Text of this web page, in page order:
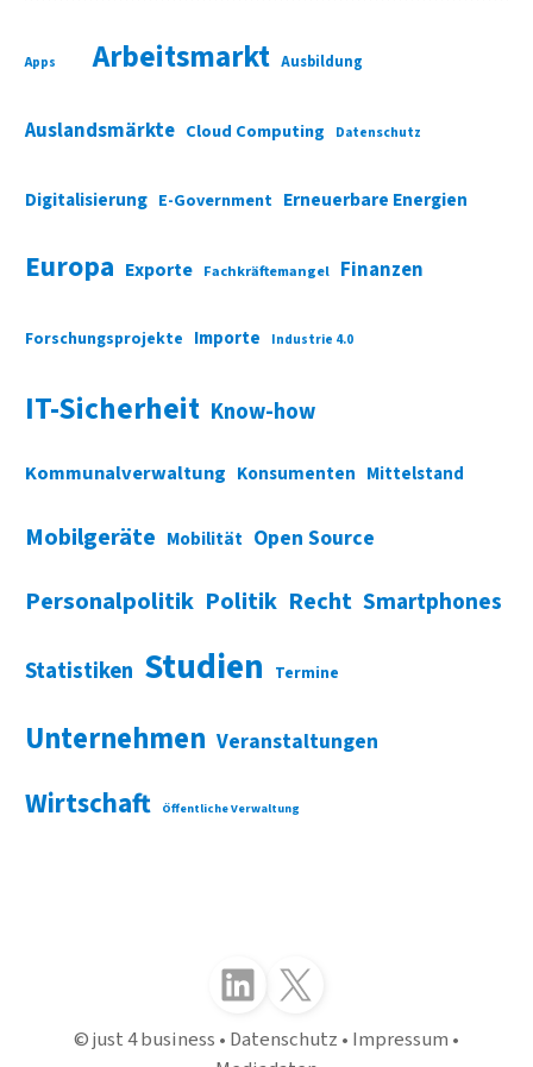
Apps Arbeitsmarkt Ausbildung
Auslandsmärkte Cloud Computing Datenschutz
Digitalisierung E-Government Erneuerbare Energien
Europa Exporte Fachkräftemangel Finanzen
Forschungsprojekte Importe Industrie 4.0
IT-Sicherheit Know-how
Kommunalverwaltung Konsumenten Mittelstand
Mobilgeräte Mobilität Open Source
Personalpolitik Politik Recht Smartphones
Statistiken Studien Termine
Unternehmen Veranstaltungen
Wirtschaft Öffentliche Verwaltung
Folgen Sie uns auf LinkedInFolgen Sie uns auf X (Twitter)
just 4 business Datenschutz Impressum